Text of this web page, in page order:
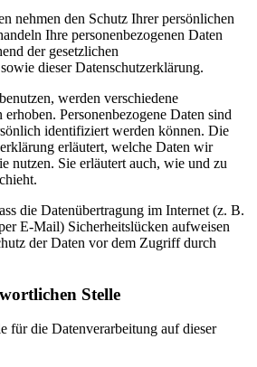
nehmen den Schutz Ihrer persönlichen
Ihre personenbezogenen Daten
der gesetzlichen
dieser Datenschutzerklärung.
werden verschiedene
erhoben. Personenbezogene Daten sind
identifiziert werden können. Die
erläutert, welche Daten wir
nutzen. Sie erläutert auch, wie und zu
die Datenübertragung im Internet (z. B.
E-Mail) Sicherheitslücken aufweisen
der Daten vor dem Zugriff durch
Stelle
für die Datenverarbeitung auf dieser